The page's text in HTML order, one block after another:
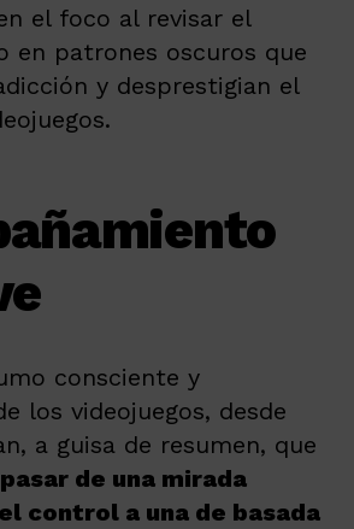
el foco al revisar el
en patrones oscuros que
y desprestigian el
consciente y
los videojuegos, desde
a guisa de resumen, que
de una mirada
control a una de basada